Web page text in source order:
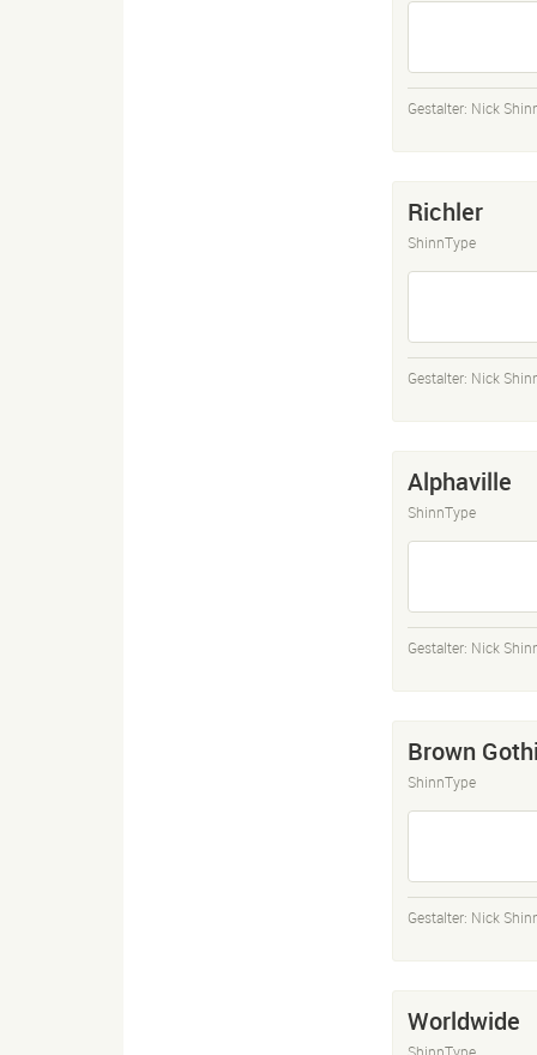
Gestalter: Nick
Richler
ShinnType
Gestalter: Nick
Alphaville
ShinnType
Gestalter: Nick
Brown
ShinnType
Gestalter: Nick
Worldwide
ShinnType